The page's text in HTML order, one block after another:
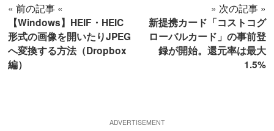
« 前の記事 «
【Windows】HEIF・HEIC
形式の画像を開いたりJPEG
へ変換する方法（Dropbox
編）
» 次の記事 »
新提携カード「コストコグ
ローバルカード」の事前登
録が開始。還元率は最大
1.5%